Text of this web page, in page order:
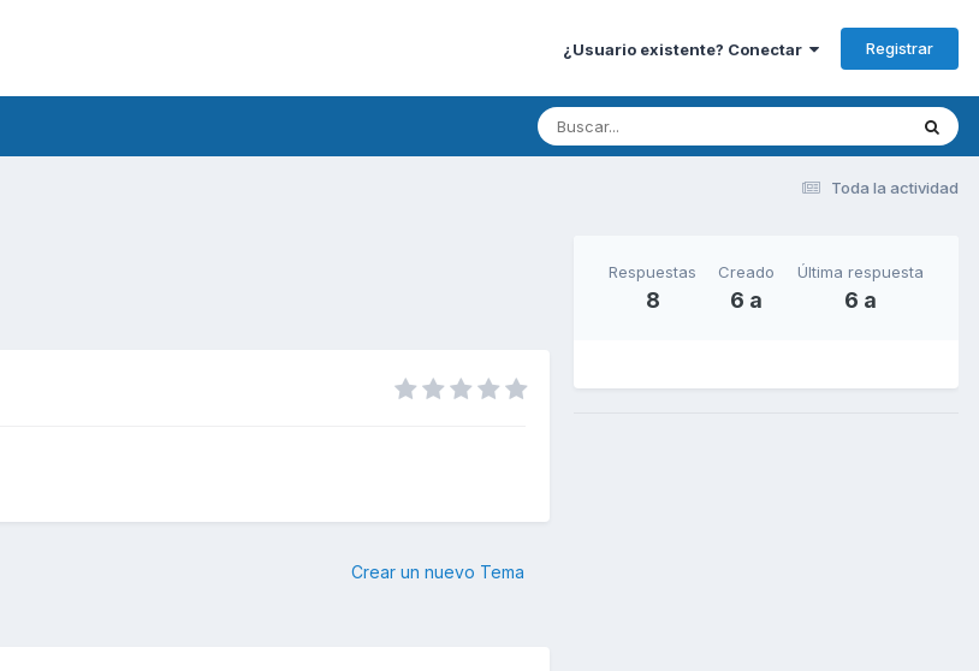
¿Usuario existente? Conectar Registrar
Toda la actividad
Crear un nuevo Tema
Respuestas
8
Creado
6 a
Última respuesta
6 a